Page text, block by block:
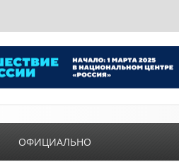
ОФИЦИАЛЬНО